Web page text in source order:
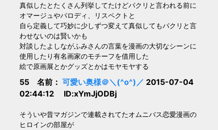
真似したとたくさん列挙してたけどパクリと言われる前に
オマージュやパロディ、リスペクトと
自ら定義して巧妙に少しずつ変えて真似してもパクリと言
わせないのは賢いかも
対談したよしながふみさんの言葉を漫画の大切なシーンに
使用したり有名画家のモチーフを借用した
絵で原画展とかグッズとかはモヤモヤする
55 名前： 可愛い奥様＠＼(^o^)／ 2015-07-04
02:44:12 ID:xYmJjODBj
そういや昔マガジンで連載されてたオムニバス恋愛漫画の
ヒロインの部屋が